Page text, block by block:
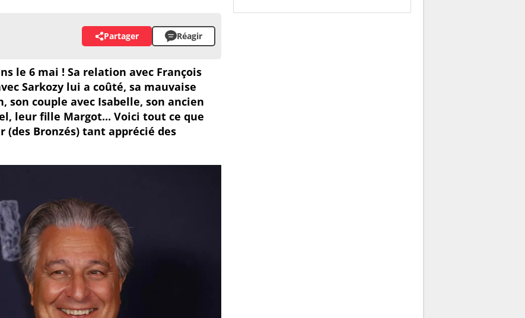
Partager Réagir
le 6 mai ! Sa relation avec François
Sarkozy lui a coûté, sa mauvaise
son couple avec Isabelle, son ancien
leur fille Margot... Voici tout ce que
(des Bronzés) tant apprécié des